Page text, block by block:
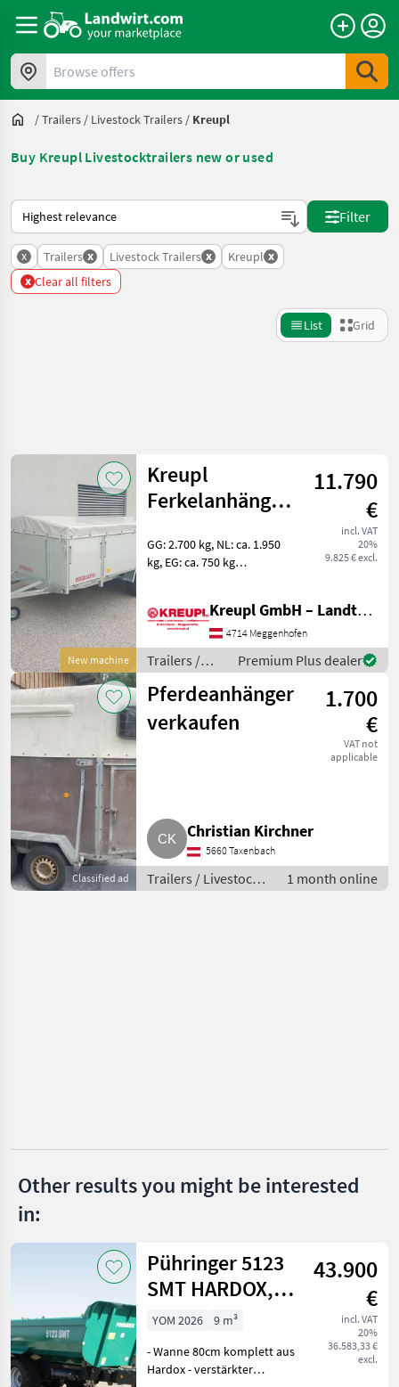
Browse offers
/Trailers / Livestock Trailers / Kreupl
Buy Kreupl Livestocktrailers new or used
This is how sorting works on Landwirt.com
Filter
x Trailers x Livestock Trailers x Kreupl x
x Clear all filters
List Grid
Category 4 Place
CURRENT
Agriculture
technology
Trailers
Livestock
Trailers
Kreupl
SELECT
Kreupl
Böckmann
Humbaur
Pronar
Reset
Show
results
New machine
Kreupl
Ferkelanhänger
11.790
€
incl. VAT
20%
9.825 € excl.
GG: 2.700 kg, NL: ca. 1.950
kg, EG: ca. 750 kg
R13C Alu-Bordwände 500
mm Gitterdeckel mit Plane
(seitlich mit G
Kreupl GmbH – Landtechnik – Schlosserei – Anhänger
4714 Meggenhofen
Trailers /
Kreupl
Premium Plus dealer
Classified ad
Pferdeanhänger
verkaufen
1.700
€
VAT not
applicable
Christian Kirchner
5660 Taxenbach
Trailers / Livestock
trailers
1 month online
Other results you might be interested
in:
Pühringer 5123
SMT HARDOX,
20t
43.900
€
incl. VAT
20%
36.583,33 €
excl.
YOM 2026
9 m³
- Wanne 80cm komplett aus
Hardox - verstärkter